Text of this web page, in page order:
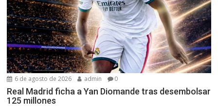
6 de agosto de 2026 admin 0
Real Madrid ficha a Yan Diomande tras desembolsar
125 millones